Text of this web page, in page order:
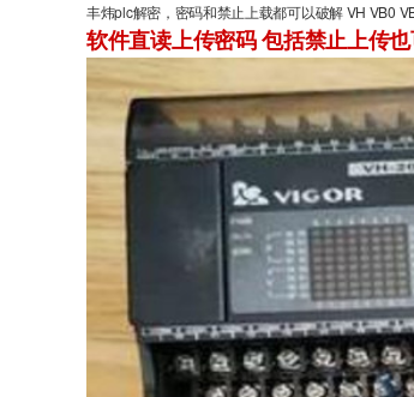
丰炜plc解密，密码和禁止上载都可以破解 VH VB0
软件直读上传密码 包括禁止上传